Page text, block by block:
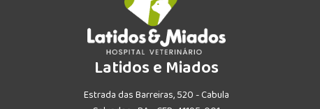
Latidos e Miados
Estrada das Barreiras, 520 - Cabula